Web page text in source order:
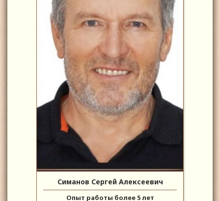
Симанов Сергей Алексеевич
Опыт работы более 5 лет